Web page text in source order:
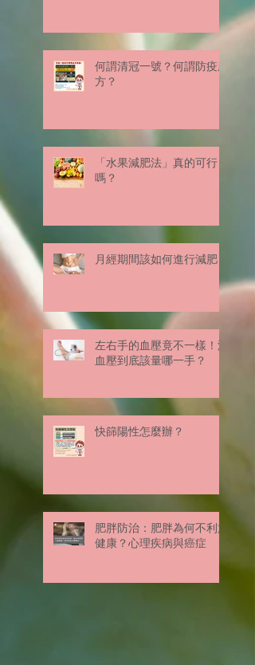
何謂清冠一號？何謂防疫處
方？
「水果減肥法」真的可行
嗎？
月經期間該如何進行減肥？
左右手的血壓竟不一樣！測
血壓到底該量哪一手？
快篩陽性怎麼辦？
肥胖防治：肥胖為何不利於
健康？心理疾病與癌症